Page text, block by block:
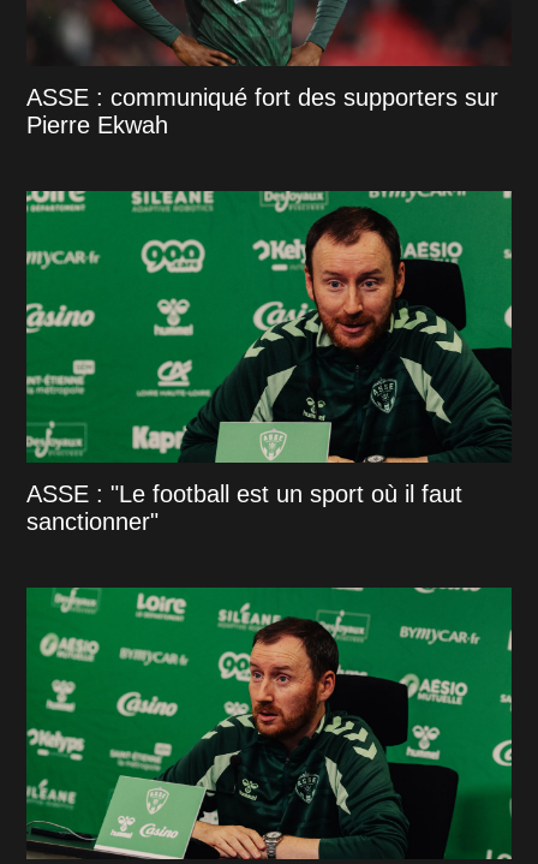
ASSE : communiqué fort des supporters sur
Pierre Ekwah
ASSE : "Le football est un sport où il faut
sanctionner"